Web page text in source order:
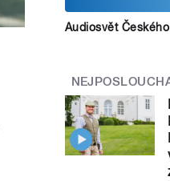
Audiosvět